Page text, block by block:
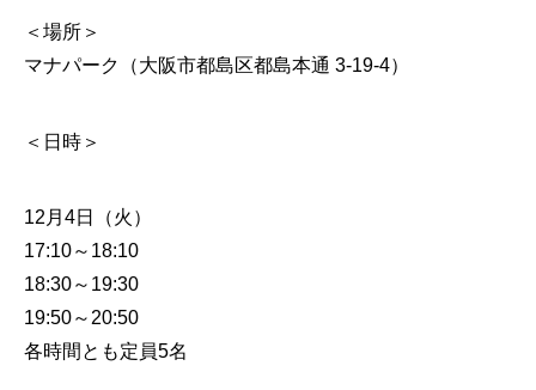
＜場所＞
マナパーク（大阪市都島区都島本通 3-19-4）
＜日時＞
12月4日（火）
17:10～18:10
18:30～19:30
19:50～20:50
各時間とも定員5名